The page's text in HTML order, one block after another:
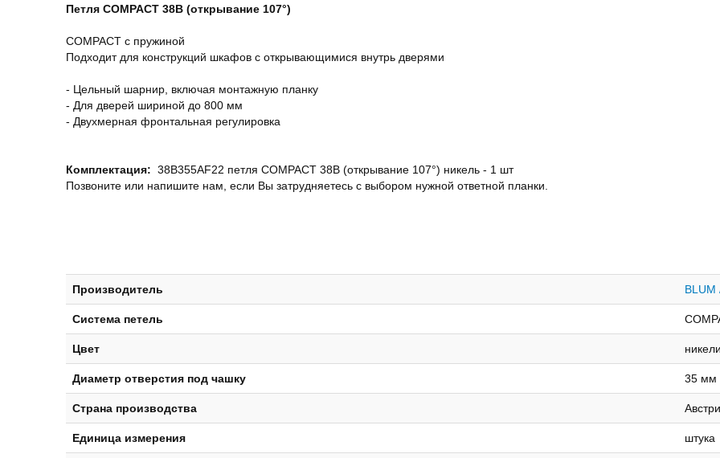
Петля COMPACT 38B (открывание 107°)
COMPACT с пружиной
Подходит для конструкций шкафов с открывающимися внутрь дверями
- Цельный шарнир, включая монтажную планку
- Для дверей шириной до 800 мм
- Двухмерная фронтальная регулировка
Комплектация: 38B355AF22 петля COMPACT 38B (открывание 107°) никель - 1 шт
Позвоните или напишите нам, если Вы затрудняетесь с выбором нужной ответной планки.
Производитель BLUM
Система петель
Цвет
Диаметр отверстия под чашку 35 мм
Страна производства
Единица измерения штука